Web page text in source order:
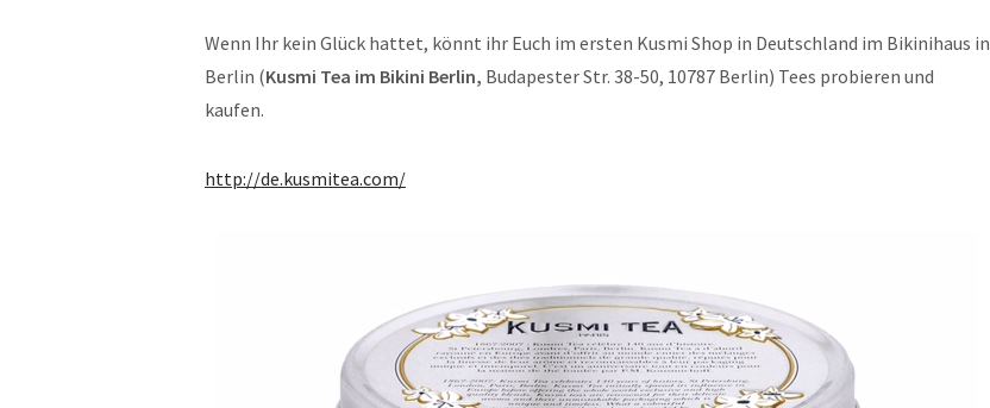
Wenn Ihr kein Glück hattet, könnt ihr Euch im ersten Kusmi Shop in Deutschland im Bikinihaus in
Berlin (Kusmi Tea im Bikini Berlin, Budapester Str. 38-50, 10787 Berlin) Tees probieren und
kaufen.
http://de.kusmitea.com/